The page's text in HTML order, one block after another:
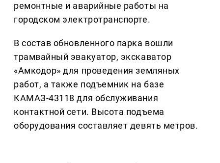
ремонтные и аварийные работы на
городском электротранспорте.
В состав обновленного парка вошли
трамвайный эвакуатор, экскаватор
«Амкодор» для проведения земляных
работ, а также подъемник на базе
КАМАЗ-43118 для обслуживания
контактной сети. Высота подъема
оборудования составляет девять метров.